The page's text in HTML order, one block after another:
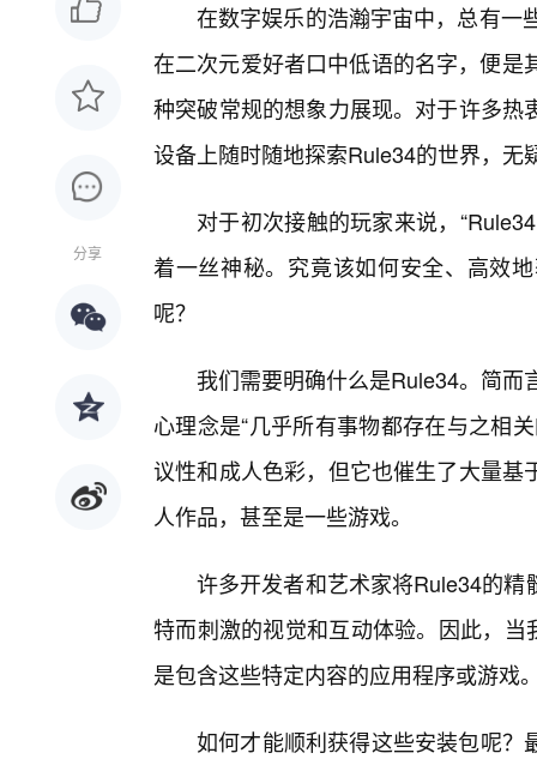
分享
在数字娱乐的浩瀚宇宙中，总有一
在二次元爱好者口中低语的名字，便
种突破常规的想象力展现。对于许多
设备上随时随地探索Rule34的世界，无
对于初次接触的玩家来说，
着一丝神秘。究竟该如何安全、高效
呢？
我们需要明确什么是Rule34。简
心理念是“几乎所有事物都存在与之相
议性和成人色彩，但它也催生了大量
人作品，甚至是一些游戏。
许多开发者和艺术家将Rule34的
特而刺激的视觉和互动体验。因此，当
是包含这些特定内容的应用程序或游戏
如何才能顺利获得这些安装包呢？